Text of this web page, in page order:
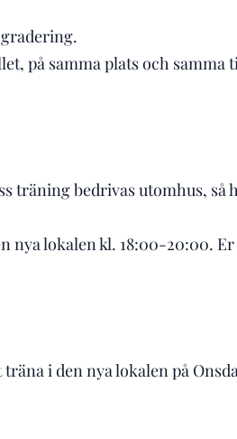
på samma plats och samma
träning bedrivas utomhus, så
nya lokalen kl. 18:00-20:00.
i den nya lokalen på